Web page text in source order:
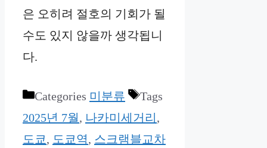
은 오히려 절호의 기회가 될
수도 있지 않을까 생각됩니
다.
Categories 미분류
Tags
2025년 7월, 나카미세거리 ,
도쿄, 도쿄역, 스크램블교차